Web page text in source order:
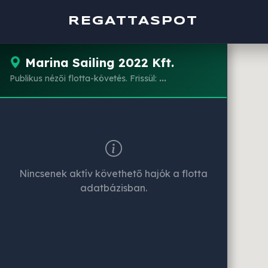
REGATTASPOT
Marina Sailing 2022 Kft.
Publikus nézői flotta-követés. Frissül: ...
Nincsenek aktív követhető hajók a flotta
adatbázisban.